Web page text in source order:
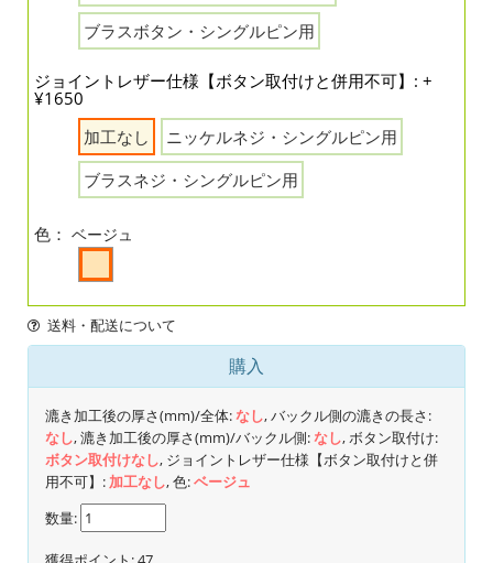
ブラスボタン・シングルピン用
ジョイントレザー仕様【ボタン取付けと併用不可】: +
¥1650
加工なし
ニッケルネジ・シングルピン用
ブラスネジ・シングルピン用
色： ベージュ
送料・配送について
購入
漉き加工後の厚さ(mm)/全体:なし, バックル側の漉きの長さ:
なし, 漉き加工後の厚さ(mm)/バックル側:なし, ボタン取付け:
ボタン取付けなし, ジョイントレザー仕様【ボタン取付けと併
用不可】: 加工なし, 色:ベージュ
数量: